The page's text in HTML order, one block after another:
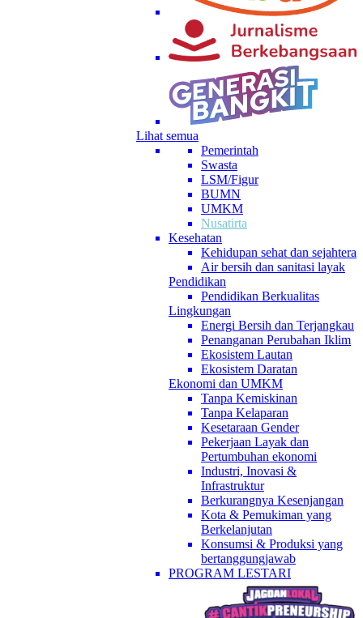
Lihat semua
Pemerintah
Swasta
LSM/Figur
BUMN
UMKM
Nusatirta
Kesehatan
Kehidupan sehat dan sejahtera
Air bersih dan sanitasi layak
Pendidikan
Pendidikan Berkualitas
Lingkungan
Energi Bersih dan Terjangkau
Penanganan Perubahan Iklim
Ekosistem Lautan
Ekosistem Daratan
Ekonomi dan UMKM
Tanpa Kemiskinan
Tanpa Kelaparan
Kesetaraan Gender
Pekerjaan Layak dan
Pertumbuhan ekonomi
Industri, Inovasi &
Infrastruktur
Berkurangnya Kesenjangan
Kota & Pemukiman yang
Berkelanjutan
Konsumsi & Produksi yang
bertanggungjawab
PROGRAM LESTARI